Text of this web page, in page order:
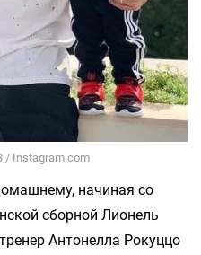
/ Instagram.com
начиная со
сборной Лионель
Антонелла Рокуццо